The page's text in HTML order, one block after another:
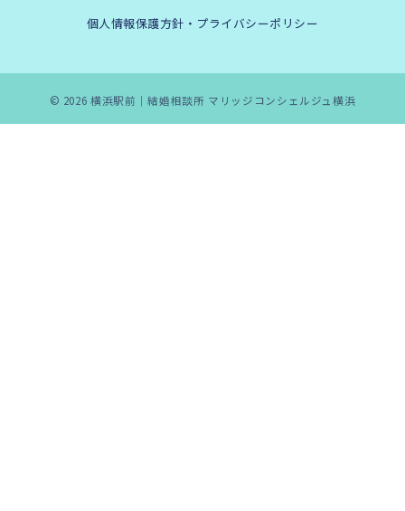
個人情報保護方針・プライバシーポリシー
© 2026横浜駅前｜結婚相談所 マリッジコンシェルジュ横浜